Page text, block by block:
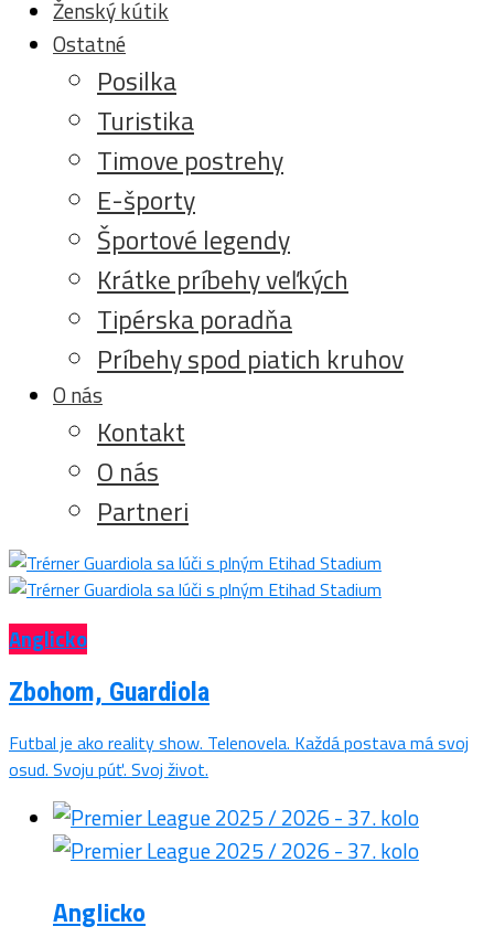
Ženský kútik
Ostatné
Posilka
Turistika
Timove postrehy
E-športy
Športové legendy
Krátke príbehy veľkých
Tipérska poradňa
Príbehy spod piatich kruhov
O nás
Kontakt
O nás
Partneri
Anglicko
Zbohom, Guardiola
Futbal je ako reality show. Telenovela. Každá postava má svoj
osud. Svoju púť. Svoj život.
Anglicko